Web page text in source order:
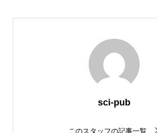
sci-pub
このスタッフの記事一覧